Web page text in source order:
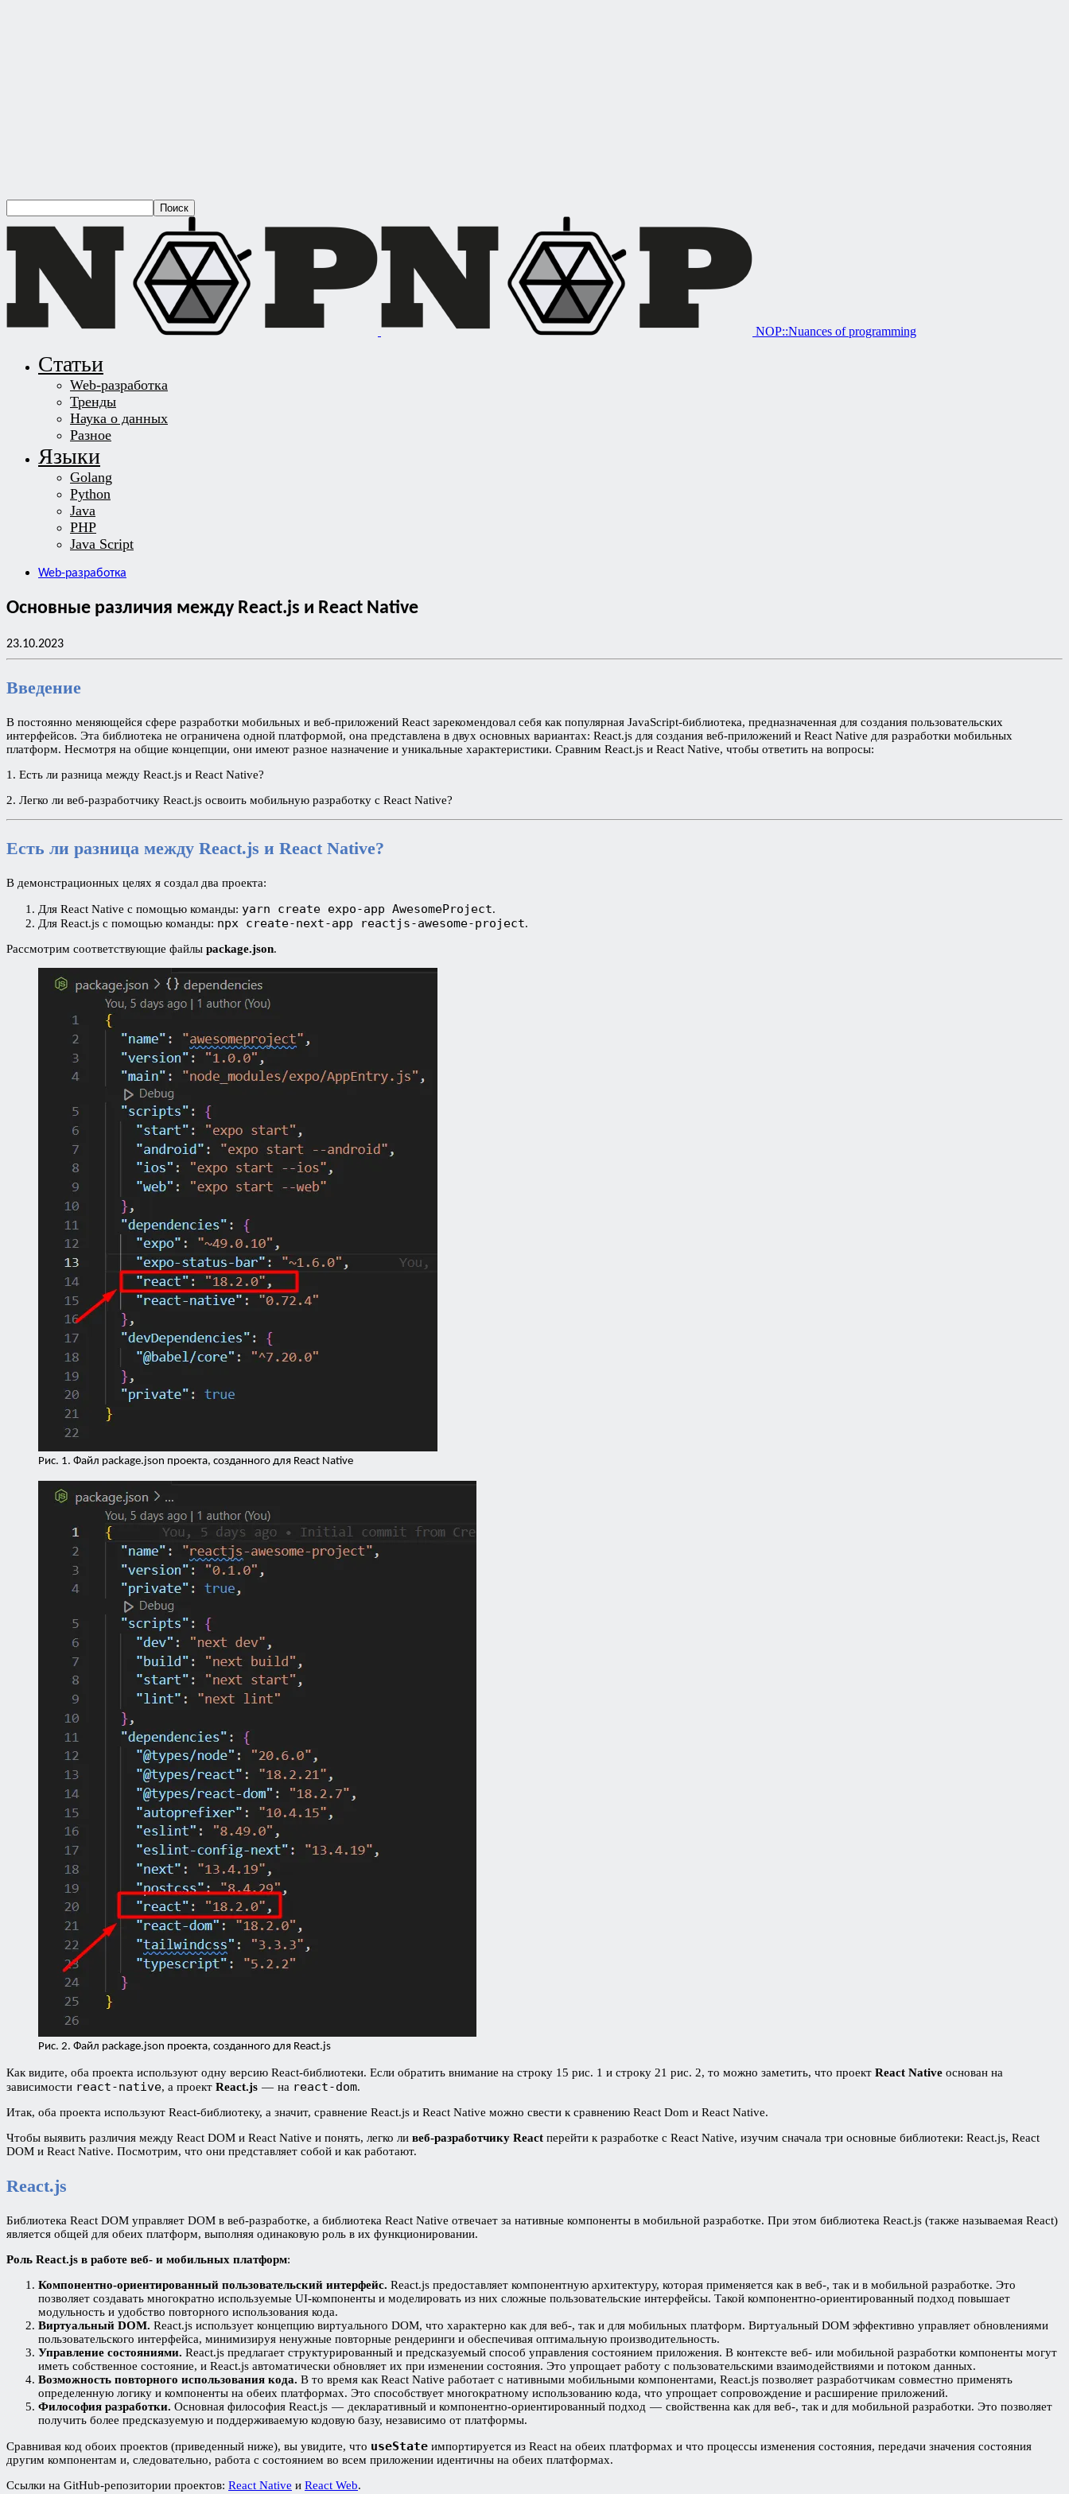
NOP::Nuances of programming
Статьи
Web-разработка
Тренды
Наука о данных
Разное
Языки
Golang
Python
Java
PHP
Java Script
Web-разработка
Основные различия между React.js и React Native
23.10.2023
Введение
В постоянно меняющейся сфере разработки мобильных и веб-приложений React зарекомендовал себя как популярная JavaScript-библиотека, предназначенная для создания пользовательских
интерфейсов. Эта библиотека не ограничена одной платформой, она представлена в двух основных вариантах: React.js для создания веб-приложений и React Native для разработки мобильных
платформ. Несмотря на общие концепции, они имеют разное назначение и уникальные характеристики. Сравним React.js и React Native, чтобы ответить на вопросы:
1. Есть ли разница между React.js и React Native?
2. Легко ли веб-разработчику React.js освоить мобильную разработку с React Native?
Есть ли разница между React.js и React Native?
В демонстрационных целях я создал два проекта:
Для React Native с помощью команды: yarn create expo-app AwesomeProject.
Для React.js с помощью команды: npx create-next-app reactjs-awesome-project.
Рассмотрим соответствующие файлы package.json.
Рис. 1. Файл package.json проекта, созданного для React Native
Рис. 2. Файл package.json проекта, созданного для React.js
Как видите, оба проекта используют одну версию React-библиотеки. Если обратить внимание на строку 15 рис. 1 и строку 21 рис. 2, то можно заметить, что проект React Native основан на
зависимости react-native, а проект React.js — на react-dom.
Итак, оба проекта используют React-библиотеку, а значит, сравнение React.js и React Native можно свести к сравнению React Dom и React Native.
Чтобы выявить различия между React DOM и React Native и понять, легко ли веб-разработчику React перейти к разработке с React Native, изучим сначала три основные библиотеки: React.js, React
DOM и React Native. Посмотрим, что они представляет собой и как работают.
React.js
Библиотека React DOM управляет DOM в веб-разработке, а библиотека React Native отвечает за нативные компоненты в мобильной разработке. При этом библиотека React.js (также называемая React)
является общей для обеих платформ, выполняя одинаковую роль в их функционировании.
Роль React.js в работе веб- и мобильных платформ:
Компонентно-ориентированный пользовательский интерфейс. React.js предоставляет компонентную архитектуру, которая применяется как в веб-, так и в мобильной разработке. Это
позволяет создавать многократно используемые UI-компоненты и моделировать из них сложные пользовательские интерфейсы. Такой компонентно-ориентированный подход повышает
модульность и удобство повторного использования кода.
Виртуальный DOM. React.js использует концепцию виртуального DOM, что характерно как для веб-, так и для мобильных платформ. Виртуальный DOM эффективно управляет обновлениями
пользовательского интерфейса, минимизируя ненужные повторные рендеринги и обеспечивая оптимальную производительность.
Управление состояниями. React.js предлагает структурированный и предсказуемый способ управления состоянием приложения. В контексте веб- или мобильной разработки компоненты могут
иметь собственное состояние, и React.js автоматически обновляет их при изменении состояния. Это упрощает работу с пользовательскими взаимодействиями и потоком данных.
Возможность повторного использования кода. В то время как React Native работает с нативными мобильными компонентами, React.js позволяет разработчикам совместно применять
определенную логику и компоненты на обеих платформах. Это способствует многократному использованию кода, что упрощает сопровождение и расширение приложений.
Философия разработки. Основная философия React.js — декларативный и компонентно-ориентированный подход — свойственна как для веб-, так и для мобильной разработки. Это позволяет
получить более предсказуемую и поддерживаемую кодовую базу, независимо от платформы.
Сравнивая код обоих проектов (приведенный ниже), вы увидите, что useState импортируется из React на обеих платформах и что процессы изменения состояния, передачи значения состояния
другим компонентам и, следовательно, работа с состоянием во всем приложении идентичны на обеих платформах.
Ссылки на GitHub-репозитории проектов: React Native и React Web.